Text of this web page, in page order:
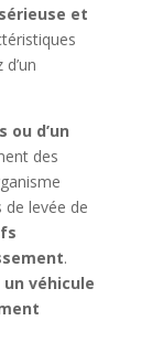
et
ou d’un
des
levée de
.
véhicule